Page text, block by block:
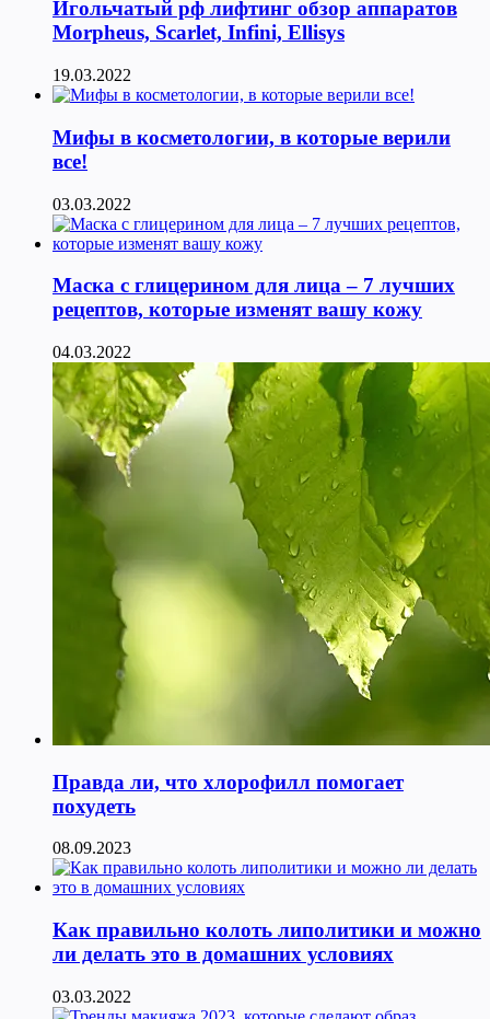
Игольчатый рф лифтинг обзор аппаратов
Morpheus, Scarlet, Infini, Ellisys
19.03.2022
Мифы в косметологии, в которые верили
все!
03.03.2022
Маска с глицерином для лица – 7 лучших
рецептов, которые изменят вашу кожу
04.03.2022
Правда ли, что хлорофилл помогает
похудеть
08.09.2023
Как правильно колоть липолитики и можно
ли делать это в домашних условиях
03.03.2022